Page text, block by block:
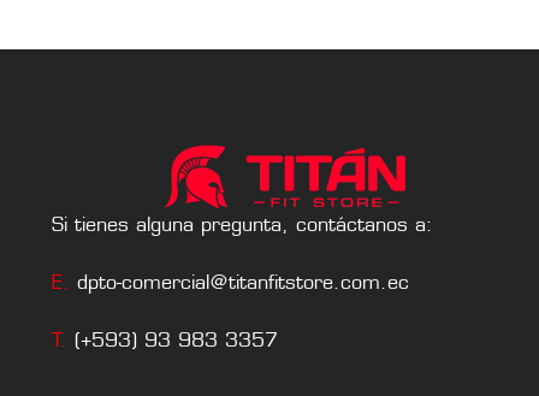
Si tienes alguna pregunta, contáctanos a:
E. dpto-comercial@titanfitstore.com.ec
T. (+593) 93 983 3357